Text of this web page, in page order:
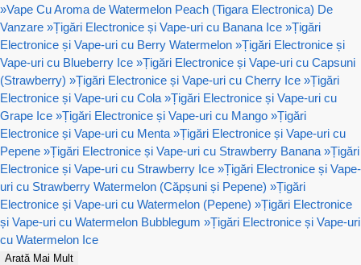
»Vape Cu Aroma de Watermelon Peach (Tigara Electronica) De
Vanzare »Țigări Electronice și Vape-uri cu Banana Ice »Țigări
Electronice și Vape-uri cu Berry Watermelon »Țigări Electronice și
Vape-uri cu Blueberry Ice »Țigări Electronice și Vape-uri cu Capsuni
(Strawberry) »Țigări Electronice și Vape-uri cu Cherry Ice »Țigări
Electronice și Vape-uri cu Cola »Țigări Electronice și Vape-uri cu
Grape Ice »Țigări Electronice și Vape-uri cu Mango »Țigări
Electronice și Vape-uri cu Menta »Țigări Electronice și Vape-uri cu
Pepene »Țigări Electronice și Vape-uri cu Strawberry Banana »Țigări
Electronice și Vape-uri cu Strawberry Ice »Țigări Electronice și Vape-
uri cu Strawberry Watermelon (Căpșuni și Pepene) »Țigări
Electronice și Vape-uri cu Watermelon (Pepene) »Țigări Electronice
și Vape-uri cu Watermelon Bubblegum »Țigări Electronice și Vape-uri
cu Watermelon Ice
Arată Mai Mult